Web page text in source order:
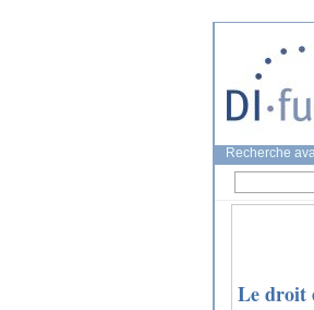
Recherche
Le droit